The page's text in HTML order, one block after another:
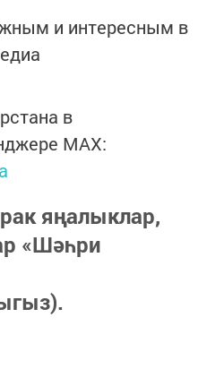
и интересным в
в
MАХ:
яңалыклар,
«Шәһри